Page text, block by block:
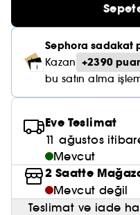
Cilt & Makyaj
Cilt Bakım Setleri
Saç Bakım Setleri
Nemlendirici Bakım
Kızarıklık için Bakım
Sıkılaştırıcı ve Lifting
Cilt Tonu Eşitsizliği için
Gözenek Karşıtı
Işıltı Veren Bakım
Karma ve Yağlı Saçlar
Kuru Saç Bakımı
LE MONDE GOURMAND
SUMMER FRIDAYS
ERBORIAN
KÉRASTASE
TANGLE TEEZER
GISOU
SUPERGOOP!
GISOU
AMIKA
KAYALI
LE MONDE GOURMAND
Sephora sadakat
Kazan +2390
bu satın alma
Eve Teslimat
11 ağustos
Mevcut
2 Saatte
Mevcut değil
Teslimat ve iade